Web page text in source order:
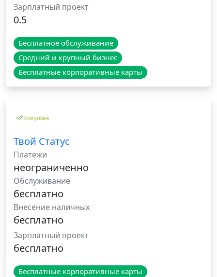
Зарплатный проект
0.5
Бесплатное обслуживание
Средний и крупный бизнес
Бесплатные корпоративные карты
Твой Статус
Платежи
неограниченно
Обслуживание
бесплатно
Внесение наличных
бесплатно
Зарплатный проект
бесплатно
Бесплатные корпоративные карты